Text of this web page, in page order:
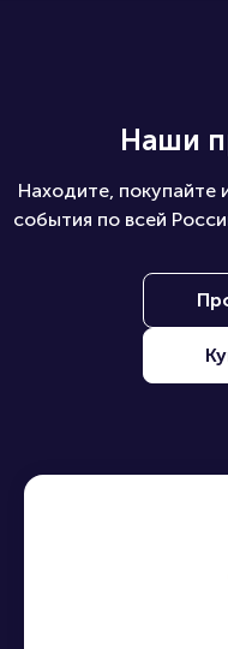
Наши
Находите, покупайте
события по всей